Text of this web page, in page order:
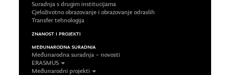
Suradnja s drugim institucijama
Cjeloživotno obrazovanje i obrazovanje odraslih
Transfer tehnologija
ZNANOST I PROJEKTI
MEĐUNARODNA SURADNJA
Međunarodna suradnja – novosti
ERASMUS
Međunarodni projekti